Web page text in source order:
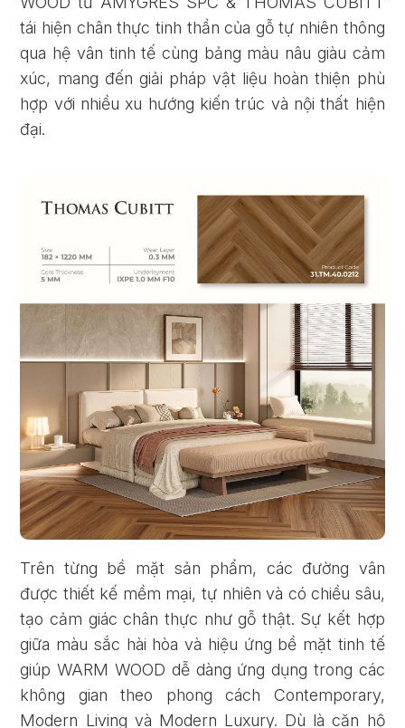
tái hiện chân thực tinh thần của gỗ tự nhiên thông
qua hệ vân tinh tế cùng bảng màu nâu giàu cảm
xúc, mang đến giải pháp vật liệu hoàn thiện phù
hợp với nhiều xu hướng kiến trúc và nội thất hiện
đại.
Trên từng bề mặt sản phẩm, các đường vân
được thiết kế mềm mại, tự nhiên và có chiều sâu,
tạo cảm giác chân thực như gỗ thật. Sự kết hợp
giữa màu sắc hài hòa và hiệu ứng bề mặt tinh tế
giúp WARM WOOD dễ dàng ứng dụng trong các
không gian theo phong cách Contemporary,
Modern Living và Modern Luxury. Dù là căn hộ